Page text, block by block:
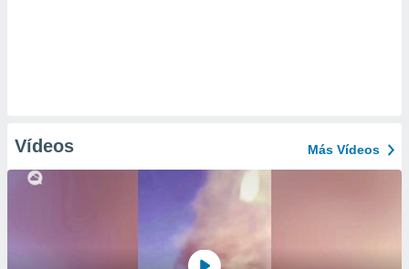
Vídeos Más Vídeos